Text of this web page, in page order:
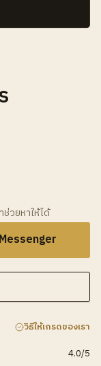
วยหาให้ได้
วิธีให้เกรดของเรา
4.0/5